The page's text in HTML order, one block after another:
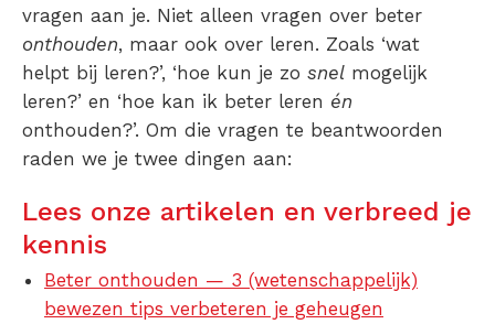
vragen aan je. Niet alleen vragen over beter
onthouden, maar ook over leren. Zoals ‘wat
helpt bij leren?’, ‘hoe kun je zo snel mogelijk
leren?’ en ‘hoe kan ik beter leren én
onthouden?’. Om die vragen te beantwoorden
raden we je twee dingen aan:
Lees onze artikelen en verbreed je
kennis
Beter onthouden — 3 (wetenschappelijk)
bewezen tips verbeteren je geheugen